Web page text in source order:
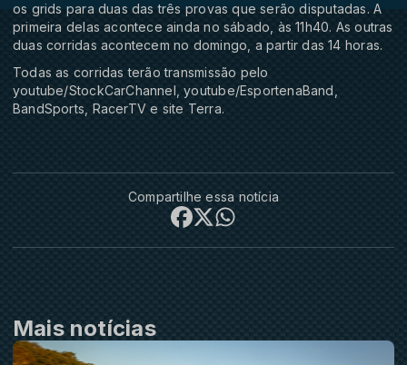
os grids para duas das três provas que serão disputadas. A
primeira delas acontece ainda no sábado, às 11h40. As outras
duas corridas acontecem no domingo, a partir das 14 horas.
Todas as corridas terão transmissão pelo
youtube/StockCarChannel, youtube/EsportenaBand,
BandSports, RacerTV e site Terra.
Compartilhe essa notícia
Mais notícias